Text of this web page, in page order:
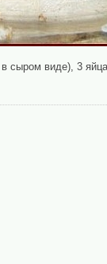
сыром виде), 3